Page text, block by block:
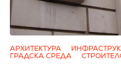
АРХИТЕКТУРА
ГРАДСКА СРЕДА